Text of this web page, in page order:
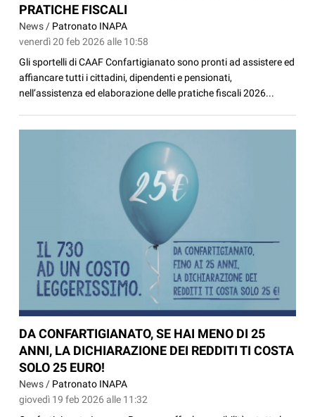
PRATICHE FISCALI
News / Patronato INAPA
venerdì 20 feb 2026 alle 10:58
Gli sportelli di CAAF Confartigianato sono pronti ad assistere ed
affiancare tutti i cittadini, dipendenti e pensionati,
nell’assistenza ed elaborazione delle pratiche fiscali 2026...
DA CONFARTIGIANATO, SE HAI MENO DI 25
ANNI, LA DICHIARAZIONE DEI REDDITI TI COSTA
SOLO 25 EURO!
News / Patronato INAPA
giovedì 19 feb 2026 alle 11:32